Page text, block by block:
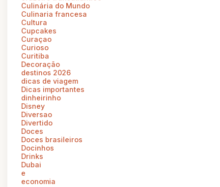
Culinária do Mundo
Culinaria francesa
Cultura
Cupcakes
Curaçao
Curioso
Curitiba
Decoração
destinos 2026
dicas de viagem
Dicas importantes
dinheirinho
Disney
Diversao
Divertido
Doces
Doces brasileiros
Docinhos
Drinks
Dubai
e
economia